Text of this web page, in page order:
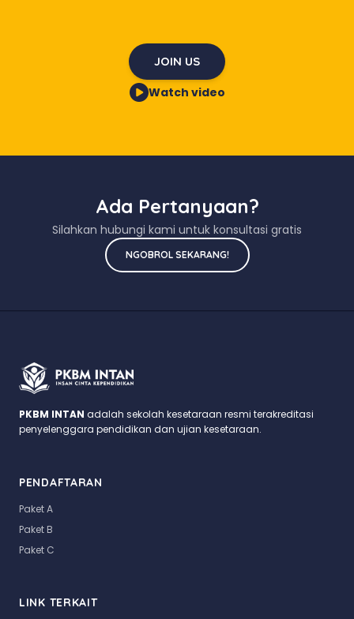
JOIN US
Watch video
Ada Pertanyaan?
Silahkan hubungi kami untuk konsultasi gratis
NGOBROL SEKARANG!
PKBM INTAN adalah sekolah kesetaraan resmi terakreditasi
penyelenggara pendidikan dan ujian kesetaraan.
PENDAFTARAN
Paket A
Paket B
Paket C
LINK TERKAIT